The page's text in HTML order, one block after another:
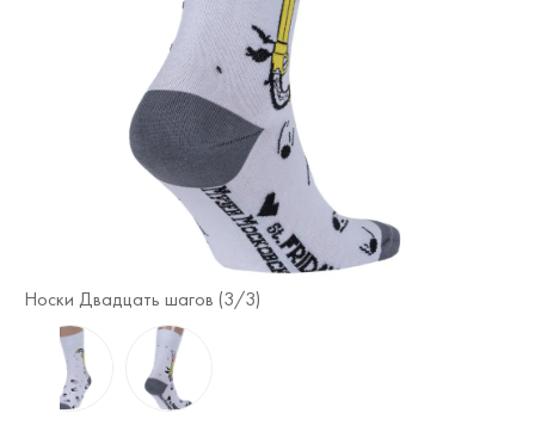
Носки Двадцать шагов (3/3)